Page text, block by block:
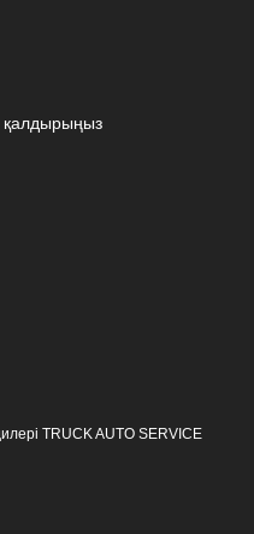
қалдырыңыз
TRUCK AUTO SERVICE